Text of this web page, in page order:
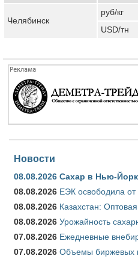
Челябинск
руб/кг
USD/тн
Новости
08.08.2026 Сахар в Нью-
08.08.2026 ЕЭК освободила
08.08.2026 Казахстан:
08.08.2026 Урожайность
07.08.2026 Ежедневные
07.08.2026 Объемы биржевых